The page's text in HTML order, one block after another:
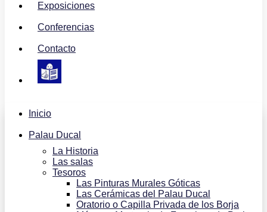
Exposiciones
Conferencias
Contacto
Inicio
Palau Ducal
La Historia
Las salas
Tesoros
Las Pinturas Murales Góticas
Las Cerámicas del Palau Ducal
Oratorio o Capilla Privada de los Borja